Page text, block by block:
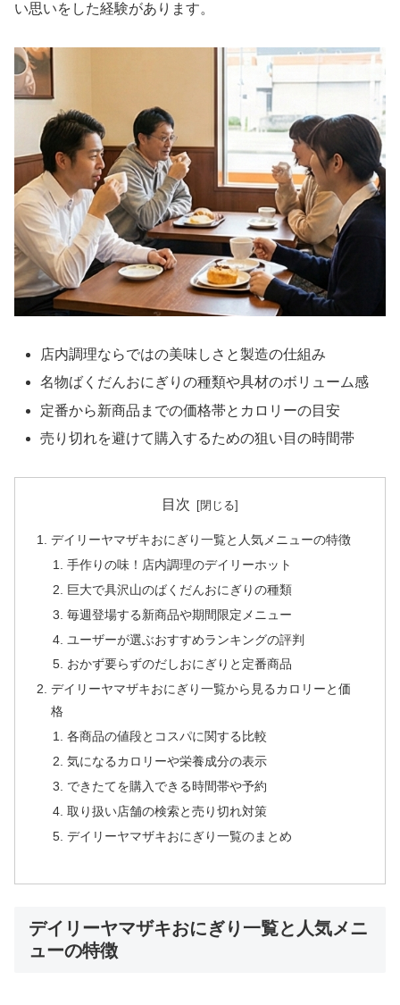
い思いをした経験があります。
店内調理ならではの美味しさと製造の仕組み
名物ばくだんおにぎりの種類や具材のボリューム感
定番から新商品までの価格帯とカロリーの目安
売り切れを避けて購入するための狙い目の時間帯
目次
デイリーヤマザキおにぎり一覧と人気メニューの特徴
手作りの味！店内調理のデイリーホット
巨大で具沢山のばくだんおにぎりの種類
毎週登場する新商品や期間限定メニュー
ユーザーが選ぶおすすめランキングの評判
おかず要らずのだしおにぎりと定番商品
デイリーヤマザキおにぎり一覧から見るカロリーと価
格
各商品の値段とコスパに関する比較
気になるカロリーや栄養成分の表示
できたてを購入できる時間帯や予約
取り扱い店舗の検索と売り切れ対策
デイリーヤマザキおにぎり一覧のまとめ
デイリーヤマザキおにぎり一覧と人気メニ
ューの特徴